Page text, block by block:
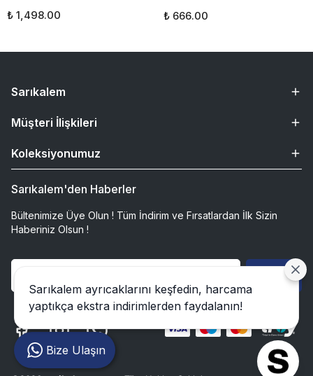
₺ 1,498.00 ₺ 666.00
Sarıkalem
Müşteri İlişkileri
Koleksiyonumuz
Sarıkalem'den Haberler
Bültenimize Üye Olun ! Tüm İndirim ve Fırsatlardan İlk Sizin
Haberiniz Olsun !
Gönder
Sarıkalem ayrıcaklarını keşfedin, harcama
yaptıkça ekstra indirimlerden faydalanın!
Bize Ulaşın